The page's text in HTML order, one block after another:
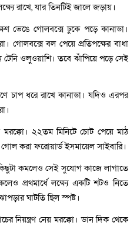
রাখে, যার তিনটিই জালে জড়ায়।
ভেঙে গোলবক্সে ঢুকে পড়ে কানাডা।
গোলবক্সে বল পেয়ে প্রতিপক্ষের বাধা
ওলুওয়াশি। তবে ঝাঁপিয়ে পড়ে সেই
চাপ ধরে রাখে কানাডা। যদিও এরপর
২২তম মিনিটে চোট পেয়ে মাঠ
করা ফরোয়ার্ড ইসমায়েল সাইবারি।
কমলেও সেই সুযোগ কাজে লাগাতে
প্রথমার্ধে লক্ষ্যে একটি শটও নিতে
ঘাটতি ছিল স্পষ্ট।
নিয়ন্ত্রণ নেয় মরক্কো। ডান দিক থেকে